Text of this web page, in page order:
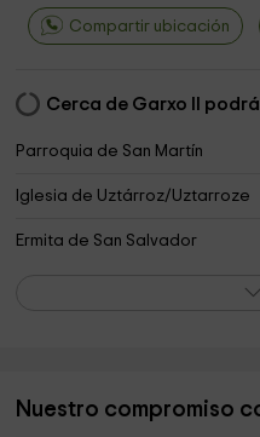
Compartir ubicación
Cerca de Garxo II
Parroquia de San Martín
Iglesia de Uztárroz/Uztarroze
Ermita de San Salvador
Casa Museo Julián Gayarre
Nuestro compromiso